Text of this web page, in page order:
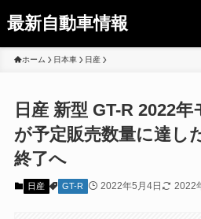
最新自動車情報
ホーム 日本車 日産
日産 新型 GT-R 2022
が予定販売数量に達し
終了へ
日産 GT-R 2022年5月4日 2022